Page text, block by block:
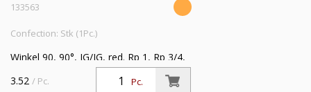
133563
Confection: Stk (1Pc.)
Winkel 90, 90°, IG/IG, red. Rp 1, Rp 3/4,
Temperguss verzinkt,
Betriebstemperatur -20 °C bis 300 °C,
Pc.
3.52 / Pc.